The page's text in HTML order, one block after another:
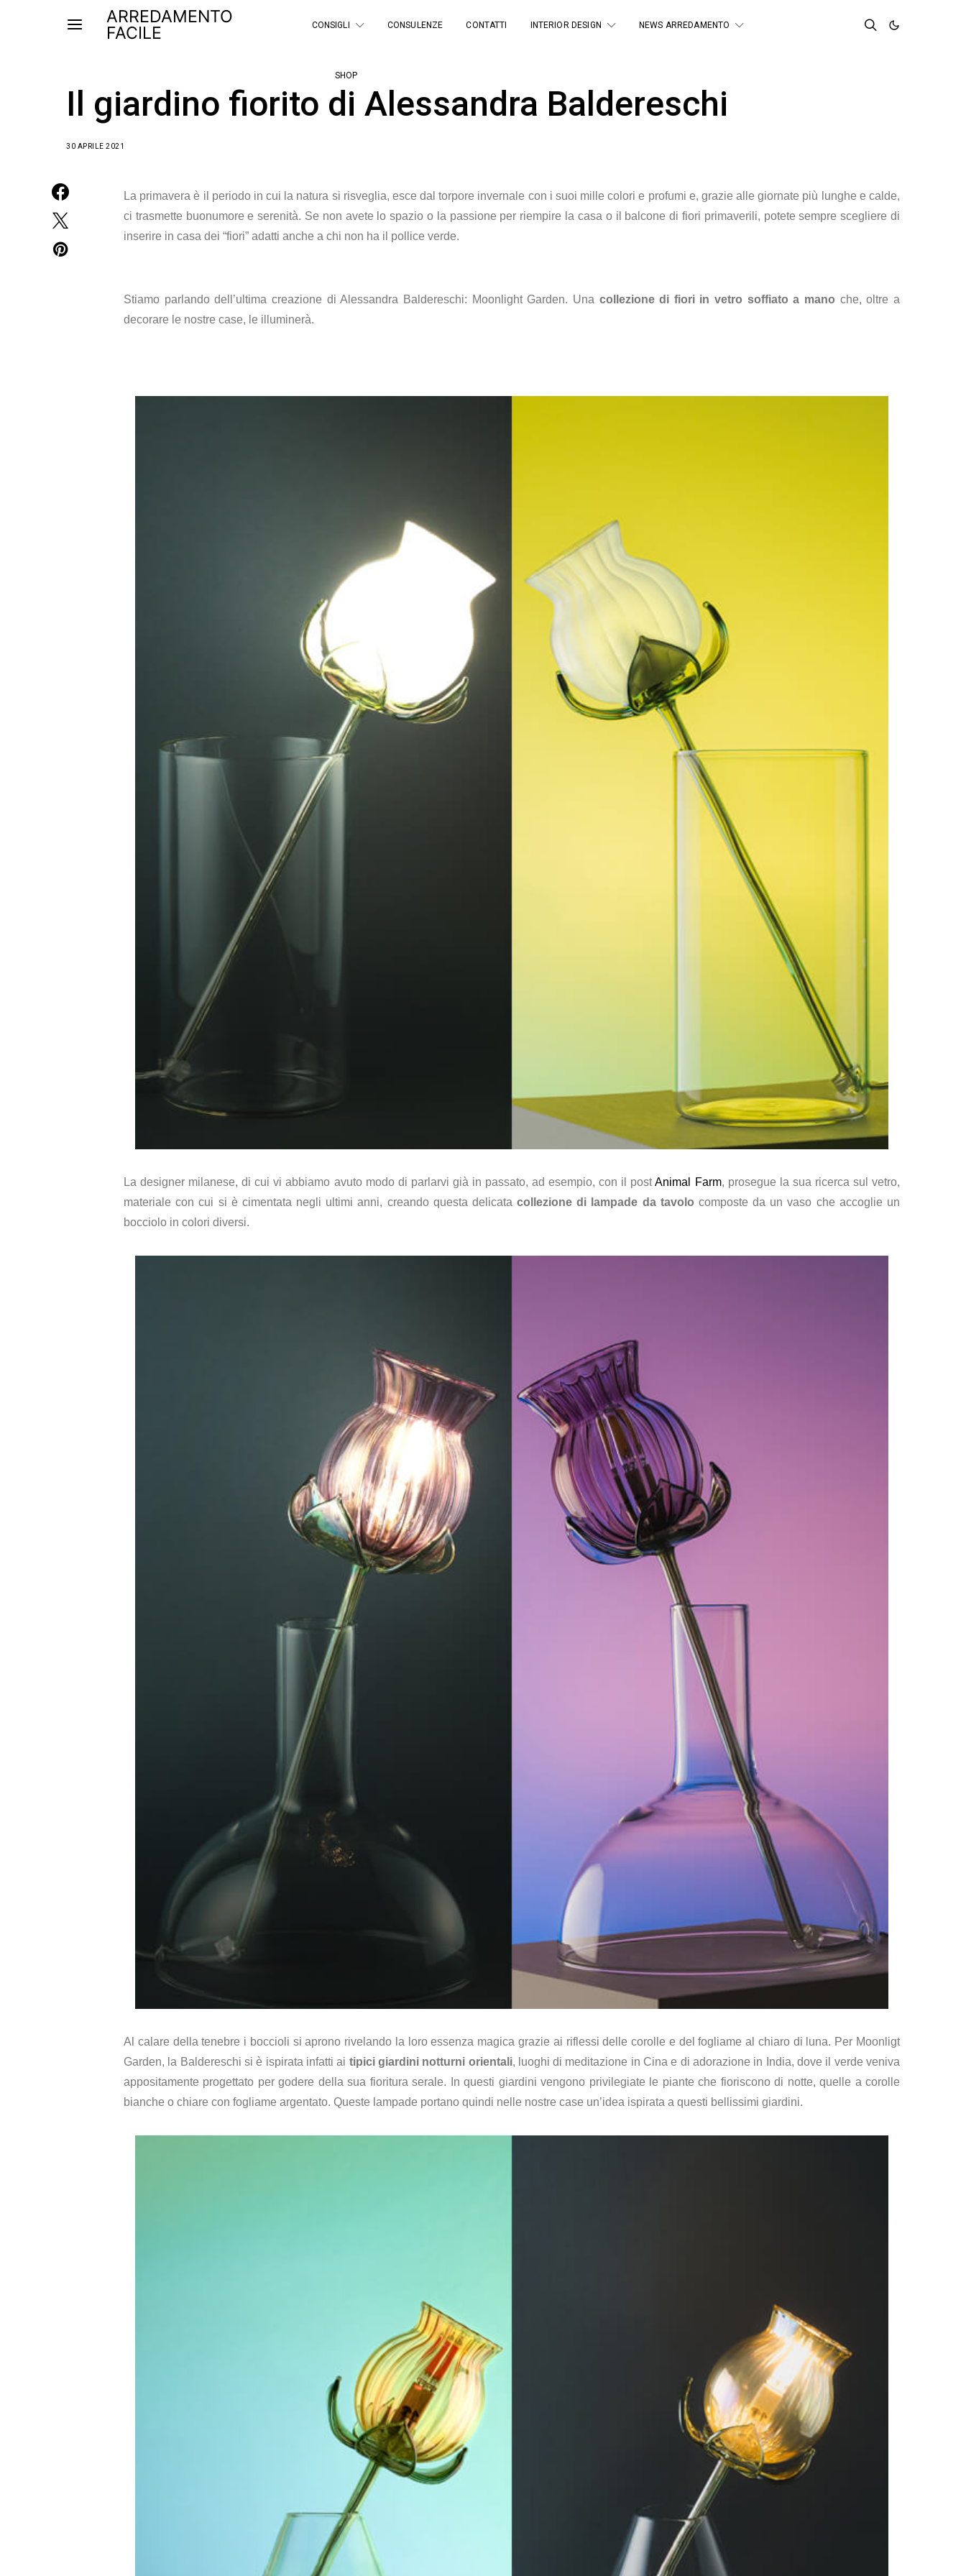
ARREDAMENTO
FACILE
CONSIGLI CONSULENZE CONTATTI INTERIOR DESIGN NEWS ARREDAMENTO
SHOP
Il giardino fiorito di Alessandra Baldereschi
30 APRILE 2021
La primavera è il periodo in cui la natura si risveglia, esce dal torpore invernale con i suoi mille colori e profumi e, grazie alle giornate più lunghe e calde,
ci trasmette buonumore e serenità. Se non avete lo spazio o la passione per riempire la casa o il balcone di fiori primaverili, potete sempre scegliere di
inserire in casa dei “fiori” adatti anche a chi non ha il pollice verde.
Stiamo parlando dell’ultima creazione di Alessandra Baldereschi: Moonlight Garden. Una collezione di fiori in vetro soffiato a mano che, oltre a
decorare le nostre case, le illuminerà.
La designer milanese, di cui vi abbiamo avuto modo di parlarvi già in passato, ad esempio, con il postAnimal Farm, prosegue la sua ricerca sul vetro,
materiale con cui si è cimentata negli ultimi anni, creando questa delicata collezione di lampade da tavolo composte da un vaso che accoglie un
bocciolo in colori diversi.
Al calare della tenebre i boccioli si aprono rivelando la loro essenza magica grazie ai riflessi delle corolle e del fogliame al chiaro di luna. Per Moonligt
Garden, la Baldereschi si è ispirata infatti ai tipici giardini notturni orientali, luoghi di meditazione in Cina e di adorazione in India, dove il verde veniva
appositamente progettato per godere della sua fioritura serale. In questi giardini vengono privilegiate le piante che fioriscono di notte, quelle a corolle
bianche o chiare con fogliame argentato. Queste lampade portano quindi nelle nostre case un’idea ispirata a questi bellissimi giardini.